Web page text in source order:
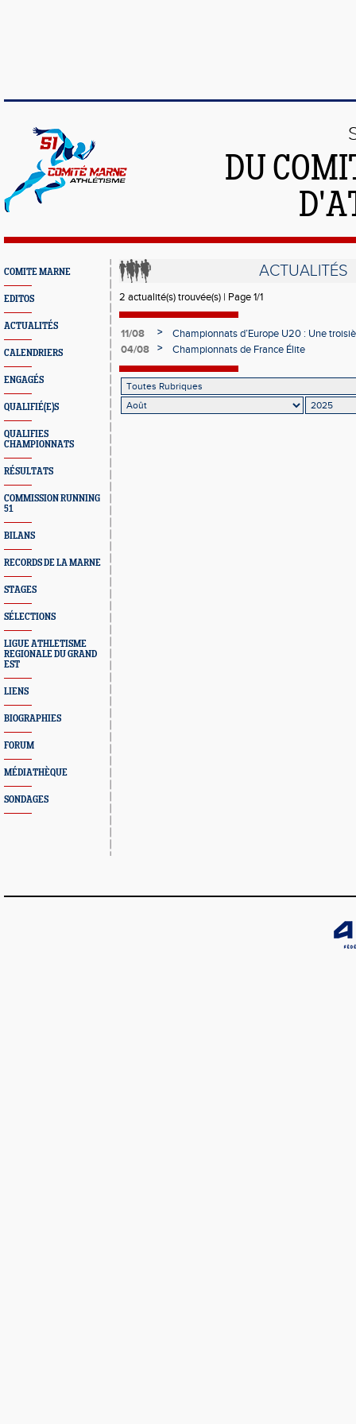
DU
COMITE MARNE
EDITOS
ACTUALITÉS
CALENDRIERS
ENGAGÉS
QUALIFIÉ(E)S
QUALIFIES
CHAMPIONNATS
RÉSULTATS
COMMISSION RUNNING
51
BILANS
RECORDS DE LA MARNE
STAGES
SÉLECTIONS
LIGUE ATHLETISME
REGIONALE DU GRAND
EST
LIENS
BIOGRAPHIES
FORUM
MÉDIATHÈQUE
SONDAGES
ACTUALITÉS
2 actualité(s) trouvée(s) | Page 1/1
11/08 >
Championnats d’Europe U20 : Une
Jules De la Faye
04/08 > Championnats de France Élite